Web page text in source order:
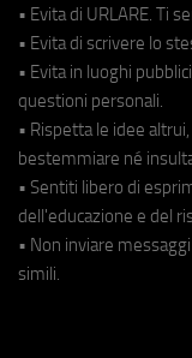
• Evita di URLARE. Ti
• Evita di scrivere lo
• Evita in luoghi
questioni personali.
• Rispetta le idee
bestemmiare né
• Sentiti libero di
dell'educazione e del
• Non inviare
simili.